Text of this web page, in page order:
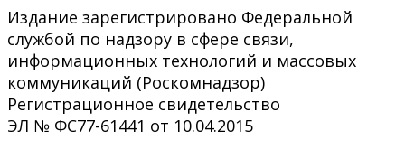
Издание зарегистрировано Федеральной
службой по надзору в сфере связи,
информационных технологий и массовых
коммуникаций (Роскомнадзор)
Регистрационное свидетельство
ЭЛ № ФС77-61441 от 10.04.2015